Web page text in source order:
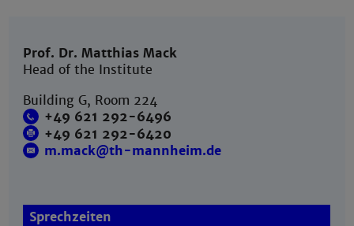
Prof. Dr. Matthias Mack
Head of the Institute
Building G, Room 224
+49 621 292-6496
+49 621 292-6420
m.mack@th-mannheim.de
Sprechzeiten